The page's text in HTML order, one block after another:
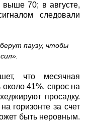
70; в августе,
следовали
паузу, чтобы
что месячная
41%, спрос на
просадку.
горизонте за счет
быть неровным.